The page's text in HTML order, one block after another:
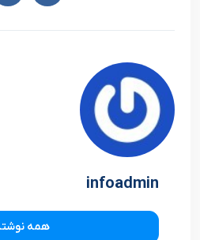
infoadmin
همه